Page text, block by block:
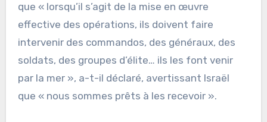
que « lorsqu’il s’agit de la mise en œuvre
effective des opérations, ils doivent faire
intervenir des commandos, des généraux, des
soldats, des groupes d’élite… ils les font venir
par la mer », a-t-il déclaré, avertissant Israël
que « nous sommes prêts à les recevoir ».